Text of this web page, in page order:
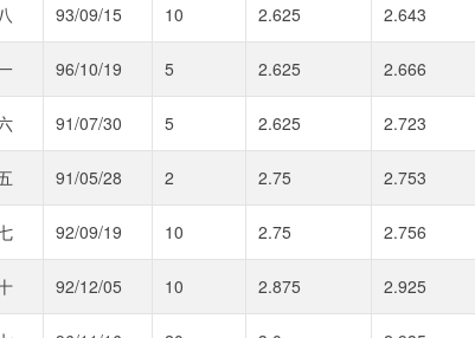
93/09/15 10 2.625 2.643
96/10/19 5 2.625 2.666
91/07/30 5 2.625 2.723
91/05/28 2 2.75 2.753
92/09/19 10 2.75 2.756
92/12/05 10 2.875 2.925